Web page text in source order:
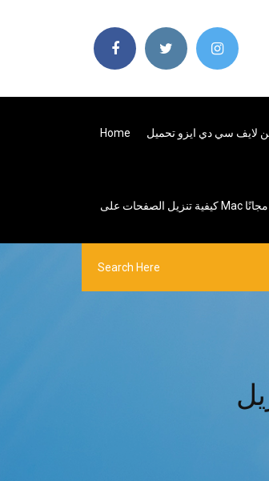
Home لايف سي دي ايزو تحميل
كيفية تنزيل الصفحات على Mac مجانًا